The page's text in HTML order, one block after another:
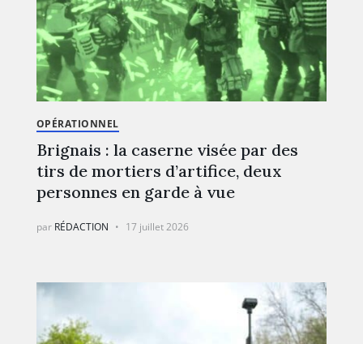
OPÉRATIONNEL
Brignais : la caserne visée par des
tirs de mortiers d’artifice, deux
personnes en garde à vue
par RÉDACTION 17 juillet 2026